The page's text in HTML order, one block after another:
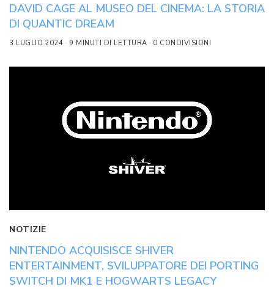
DAVID CAGE AL MUSEO DEL CINEMA: LA STORIA
DI QUANTIC DREAM
3 LUGLIO 2024 9 MINUTI DI LETTURA 0 CONDIVISIONI
NOTIZIE
NINTENDO ACQUISISCE SHIVER
ENTERTAINMENT, SVILUPPATORE DEI PORTING
SWITCH DI MK1 E HOGWARTS LEGACY